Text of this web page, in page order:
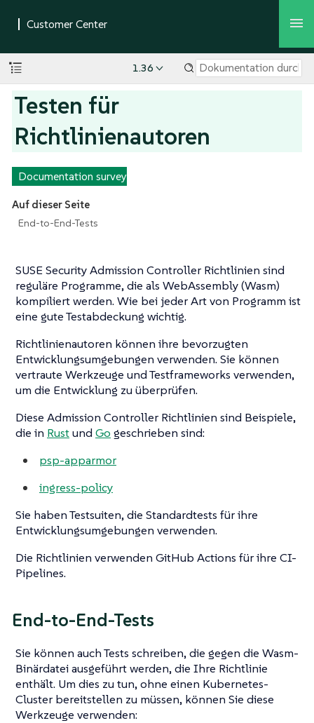
1.36
Testen für
Richtlinienautoren
Documentation survey
Auf dieser Seite
End-to-End-Tests
SUSE Security Admission Controller Richtlinien sind
reguläre Programme, die als WebAssembly (Wasm)
kompiliert werden. Wie bei jeder Art von Programm ist
eine gute Testabdeckung wichtig.
Richtlinienautoren können ihre bevorzugten
Entwicklungsumgebungen verwenden. Sie können
vertraute Werkzeuge und Testframeworks verwenden,
um die Entwicklung zu überprüfen.
Diese Admission Controller Richtlinien sind Beispiele,
die in Rustund Go geschrieben sind:
psp-apparmor
ingress-policy
Sie haben Testsuiten, die Standardtests für ihre
Entwicklungsumgebungen verwenden.
Die Richtlinien verwenden GitHub Actions für ihre CI-
Pipelines.
End-to-End-Tests
Sie können auch Tests schreiben, die gegen die Wasm-
Binärdatei ausgeführt werden, die Ihre Richtlinie
enthält. Um dies zu tun, ohne einen Kubernetes-
Cluster bereitstellen zu müssen, können Sie diese
Werkzeuge verwenden: